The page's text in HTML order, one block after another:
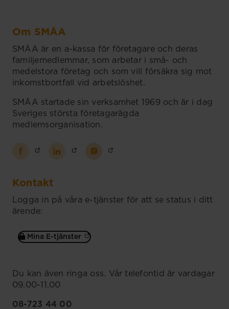
Om SMÅA
SMÅA är en a-kassa för företagare och deras
familjemedlemmar, som arbetar i små- och
medelstora företag och som vill försäkra sig mot
inkomstbortfall vid arbetslöshet.
SMÅA startade sin verksamhet 1969 och är i dag
Sveriges största företagarägda
medlemsorganisation.
Kontakt
Logga in på våra e-tjänster för att se status i ditt
ärende:
Mina E-tjänster
Du kan även ringa oss. Vår telefontid är vardagar
09.00-11.00
08-723 44 00